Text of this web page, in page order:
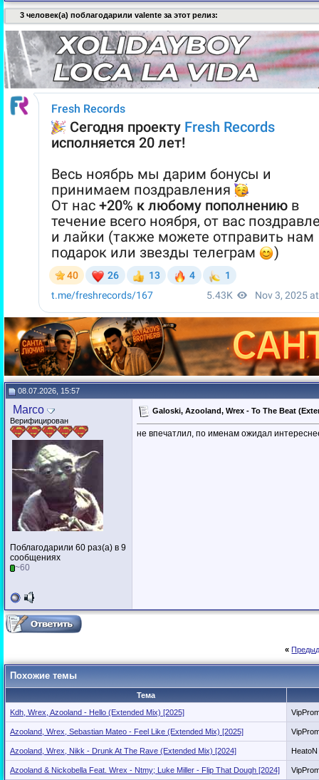
3 человек(а) поблагодарили valente за этот релиз:
08.07.2026, 15:57
Marco
Верифицирован
Поблагодарили 60 раз(а) в 9
сообщениях
~60
Galoski, Azooland, Wrex - To The Beat
не впечатлил, по именам ожидал
«
Похожие темы
Тема
Kdh, Wrex, Azooland - Hello (Extended Mix) [2025]
Azooland, Wrex, Sebastian Mateo - Feel Like (Extended Mix) [2025]
Azooland, Wrex, Nikk - Drunk At The Rave (Extended Mix) [2024] HeatoN
Azooland & Nickobella Feat. Wrex - Ntmy; Luke Miller - Flip That Dough [2024]